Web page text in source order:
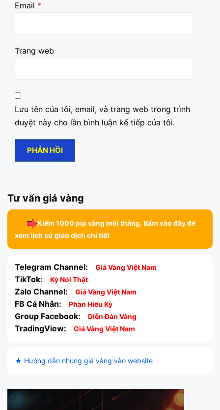
Email *
Trang web
Lưu tên của tôi, email, và trang web trong trình
duyệt này cho lần bình luận kế tiếp của tôi.
Tư vấn giá vàng
Kiếm 1000 pip vàng mỗi tháng. Bấm vào đây để
xem lịch sử giao dịch chi tiết
Telegram Channel: Giá Vàng Việt Nam
TikTok: Kỳ Nói Thật
Zalo Channel: Giá Vàng Việt Nam
FB Cá Nhân: Phan Hiếu Kỳ
Group Facebook: Diễn Đàn Vàng
TradingView: Giá Vàng Việt Nam
★ Hướng dẫn nhúng giá vàng vào website